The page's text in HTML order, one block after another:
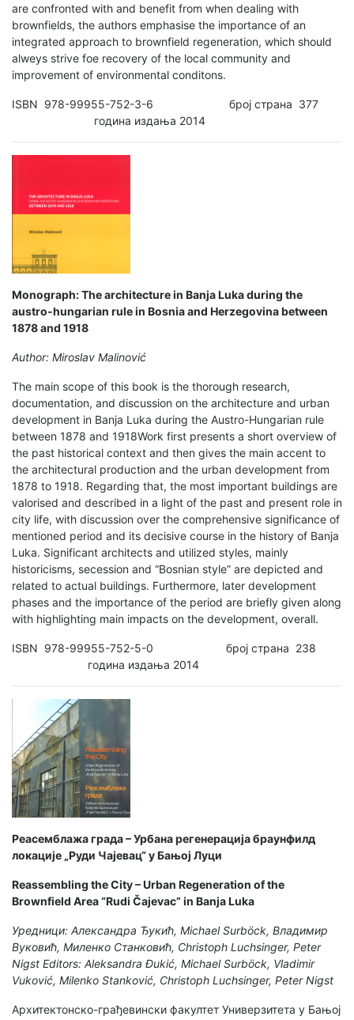
are confronted with and benefit from when dealing with
brownfields, the authors emphasise the importance of an
integrated approach to brownfield regeneration, which should
alweys strive foe recovery of the local community and
improvement of environmental conditons.
ISBN 978-99955-752-3-6 број страна 377
година издања 2014
Monograph: The architecture in Banja Luka during the
austro-hungarian rule in Bosnia and Herzegovina between
1878 and 1918
Author: Miroslav Malinović
The main scope of this book is the thorough research,
documentation, and discussion on the architecture and urban
development in Banja Luka during the Austro-Hungarian rule
between 1878 and 1918Work first presents a short overview of
the past historical context and then gives the main accent to
the architectural production and the urban development from
1878 to 1918. Regarding that, the most important buildings are
valorised and described in a light of the past and present role in
city life, with discussion over the comprehensive significance of
mentioned period and its decisive course in the history of Banja
Luka. Significant architects and utilized styles, mainly
historicisms, secession and “Bosnian style” are depicted and
related to actual buildings. Furthermore, later development
phases and the importance of the period are briefly given along
with highlighting main impacts on the development, overall.
ISBN 978-99955-752-5-0 број страна 238
година издања 2014
Реасемблажа града – Урбана регенерација браунфилд
локације „Руди Чајевац“ у Бањој Луци
Reassembling the City – Urban Regeneration of the
Brownfield Area “Rudi Čajevac” in Banja Luka
Уредници: Александра Ђукић, Michael Surböck, Владимир
Вуковић, Миленко Станковић, Christoph Luchsinger, Peter
Nigst Еditors: Aleksandra Đukić, Michael Surböck, Vladimir
Vuković, Milenko Stanković, Christoph Luchsinger, Peter Nigst
Архитектонско-грађевински факултет Универзитета у Бањој